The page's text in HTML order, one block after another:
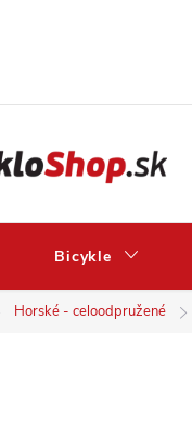
Bicykle
Horské - celoodpružené